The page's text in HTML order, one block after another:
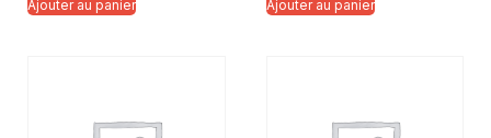
Ajouter au panier Ajouter au panier